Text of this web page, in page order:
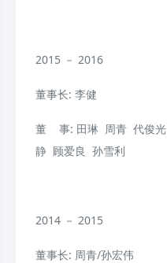
2015 － 2016
董事长: 李健
董 事: 田琳 周青 代俊光
静 顾爱良 孙雪利
2014 － 2015
董事长: 周青/孙宏伟